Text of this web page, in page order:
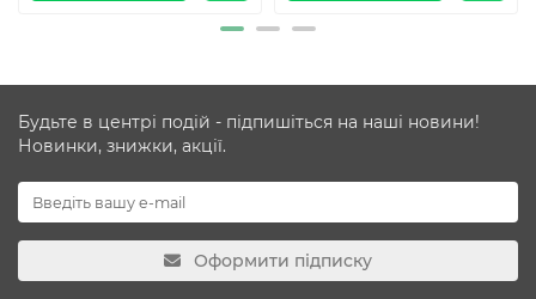
Будьте в центрі подій - підпишіться на наші новини!
Новинки, знижки, акції.
Оформити підписку